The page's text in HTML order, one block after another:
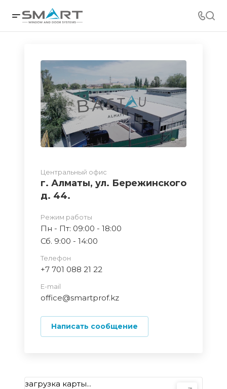
загрузка карты...
Центральный офис
г. Алматы, ул. Бережинского
д. 44.
Режим работы
Пн - Пт: 09:00 - 18:00
Сб. 9:00 - 14:00
Телефон
+7 701 088 21 22
E-mail
office@smartprof.kz
Написать сообщение